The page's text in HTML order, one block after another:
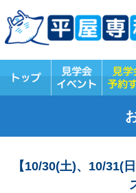
【10/30(土)、10/31(